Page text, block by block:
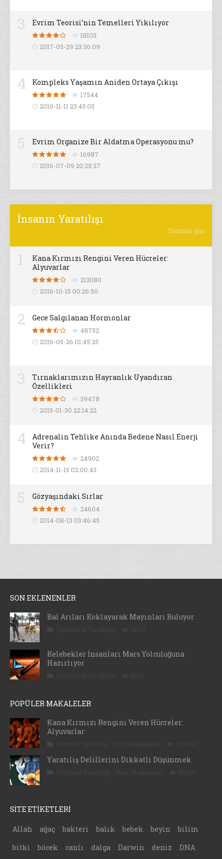
Evrim Teorisi’nin Temelleri Yıkılıyor
18103
2017-05-29 23:36:09
4 Kompleks Yaşamın Aniden Ortaya Çıkışı
17544
2016-11-11 23:45:05
Evrim Organize Bir Aldatma Operasyonu mu?
16987
2016-07-09 20:25:27
İnsanın Yaratılışı
Tümünü gör
Kana Kırmızı Rengini Veren Hücreler:
Alyuvarlar
213080
2016-10-15 00:26:50
2 Gece Salgılanan Hormonlar
48752
2016-05-26 01:45:25
Tırnaklarımızın Hayranlık Uyandıran
Özellikleri
39478
2015-01-30 22:14:22
4
Adrenalin Tehlike Anında Bedene Nasıl Enerji
Verir?
24902
2014-11-15 02:00:43
Gözyaşındaki Sırlar
24604
2014-08-13 03:46:45
SON EKLENENLER
Bal Arıları Koklayarak Mayınları Buluyor
Kelebekler İnsanları Mars Yolculuğuna
Hazırlıyor
POPÜLER MAKALELER
Kana Kırmızı Rengini Veren Hücreler:
Alyuvarlar
Yaratılış Delillerini Dikkatli Düşünmek
SİTE ETİKETLERİ
Allah ağaç bakteri balık bebek beyin
bilim
bitki
böcek canlı dalga Darwin deniz DNA